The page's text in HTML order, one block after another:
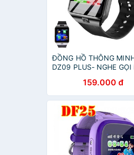
ĐỒNG HỒ THÔNG
DZ09 PLUS- NGHE
159.000 đ